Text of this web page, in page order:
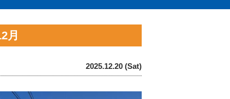
月
2025.12.20 (Sat)